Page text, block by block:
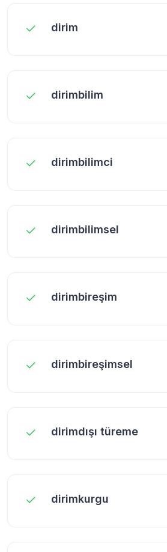
dirim
dirimbilim
dirimbilimci
dirimbilimsel
dirimbireşim
dirimbireşimsel
dirimdışı türeme
dirimkurgu